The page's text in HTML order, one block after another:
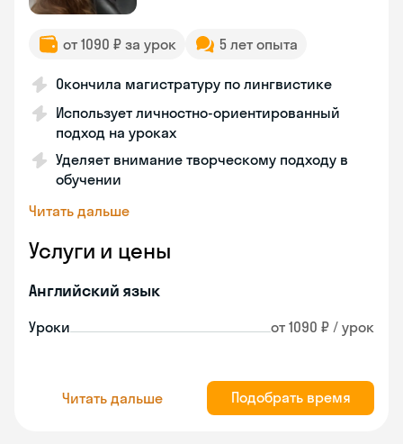
от 1090 ₽ за урок 5 лет опыта
Окончила магистратуру по лингвистике
Использует личностно-ориентированный
подход на уроках
Уделяет внимание творческому подходу в
обучении
Читать дальше
Услуги и цены
Английский язык
Уроки от 1090 ₽ / урок
Читать дальше Подобрать время